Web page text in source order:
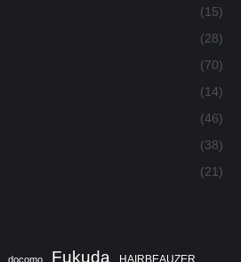
(15)
(28)
(70)
(14)
(46)
(38)
(21)
docomo Fukuda HAIRBEAUZER